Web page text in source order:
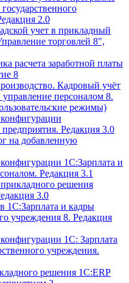
2.0
учет в прикладный
торговлей 8",
расчета заработной платы
8
Кадровый учёт
персоналом 8.
режимы)
Редакция 3.0
на добавленную
1С:Зарплата и
Редакция 3.1
решения
3.0
1С:Зарплата и кадры
учреждения 8. Редакция
‎1С: Зарплата
учреждения.
решения 1С:ERP